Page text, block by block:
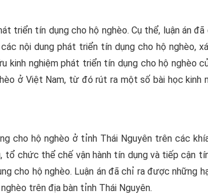
triển tín dụng cho hộ nghèo. Cụ thể, luận án đã
nội dung phát triển tín dụng cho hộ nghèo,
kinh nghiệm phát triển tín dụng cho hộ nghèo
ở Việt Nam, từ đó rút ra một số bài học kinh
cho hộ nghèo ở tỉnh Thái Nguyên trên các
chức thể chế vận hành tín dụng và tiếp cận
cho hộ nghèo. Luận án đã chỉ ra được những
trên địa bàn tỉnh Thái Nguyên.